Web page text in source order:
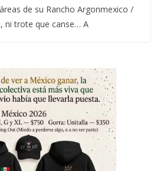
de su Rancho Argonmexico /
ni trote que canse… A